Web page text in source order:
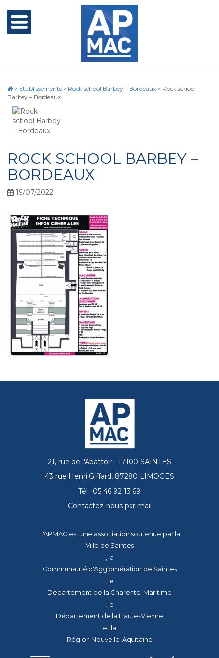
> Établissements > Rock school Barbey – Bordeaux > Rock school
Barbey – Bordeaux
ROCK SCHOOL BARBEY –
BORDEAUX
19/07/2022
21, rue de l'Abattoir - 17100 SAINTES
43 rue Henri Giffard, 87280 LIMOGES
Tél : 05 46 92 13 69
Contactez-nous par mail
L'APMAC est une association soutenue par la
Ville de Saintes
, la
Communauté d'Agglomération de Saintes
, le
Département de la Charente-Maritime
, le
Département de la Haute-Vienne
et la
Région Nouvelle-Aquitaine